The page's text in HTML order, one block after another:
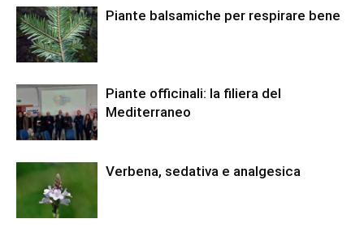
Piante balsamiche per respirare bene
Piante officinali: la filiera del
Mediterraneo
Verbena, sedativa e analgesica